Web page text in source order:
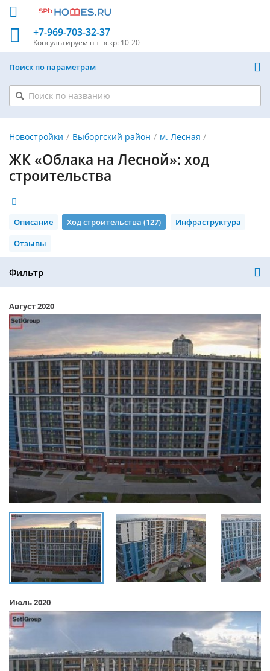
+7-969-703-32-37
Консультируем пн-вскр: 10-20
Поиск по параметрам
Новостройки Выборгский район м. Лесная
ЖК «Облака на Лесной»: ход
строительства
Описание Ход строительства (127)
Инфраструктура
Отзывы
Фильтр
Август 2020
Июль 2020